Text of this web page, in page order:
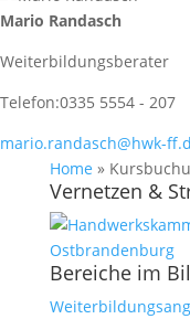
Mario Randasch
Weiterbildungsberater
Telefon:0335 5554 - 207
mario.randasch@hwk-
Home »
Vernetzen &
Bereiche im